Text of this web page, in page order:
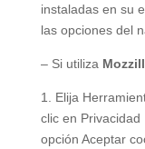
instaladas en su
las opciones del
– Si utiliza
1. Elija
clic en
opción Aceptar